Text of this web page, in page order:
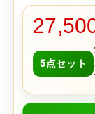
5点セット